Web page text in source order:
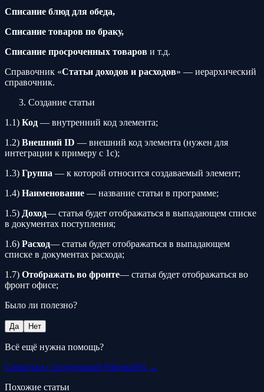
Списание блюд для обеда,
Списание товаров по браку,
Списание просроченных товаров и т.д.
Справочник «Статьи доходов и расходов» — иерархический
справочник.
Создание статьи
1.1) Код — внутренний код элемента;
1.2) Внешний ID — внешний код элемента (нужен для
интеграции к примеру с 1с);
1.3) Группа — к которой относится создаваемый элемент;
1.4) Наименование — название статьи в программе;
1.5) Доход— статья будет отображаться в выпадающем списке
в документах поступления;
1.6) Расход— статья будет отображаться в выпадающем
списке в документах расхода;
1.7) Отображать во фронте— статья будет отображаться во
фронт офисе;
Было ли полезно?
Да Нет
Всё ещё нужна помощь?
Связаться с поддержкой Paloma365 →
Похожие статьи